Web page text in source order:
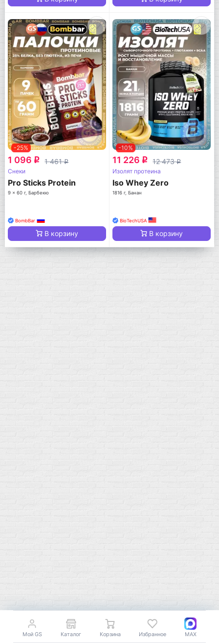
-25%
1 096 q 1 461q
Снеки
Pro Sticks Protein
9 x 60 г, Барбекю
BombBar
В корзину
-10%
11 226 q 12 473q
Изолят протеина
Iso Whey Zero
1816 г, Банан
BioTechUSA
В корзину
Для связок и суставов
Предтреники
Витамины
Витаминный комплекс
Мой GS Каталог Корзина Избранное MAX